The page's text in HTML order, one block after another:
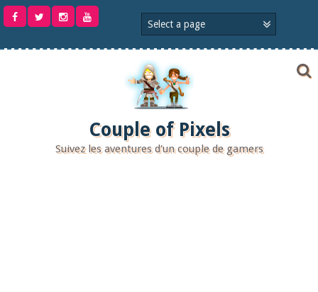
Aller
Couple of Pixels
Suivez les aventures d'un couple de gamers